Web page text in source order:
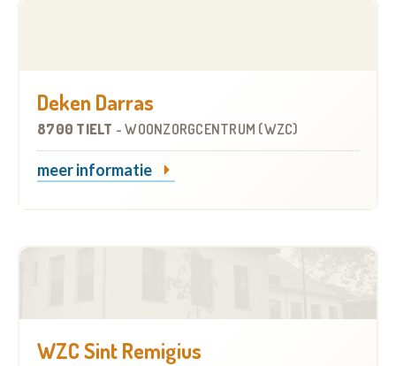
Deken Darras
8700 TIELT -WOONZORGCENTRUM (WZC)
meer informatie
WZC Sint Remigius